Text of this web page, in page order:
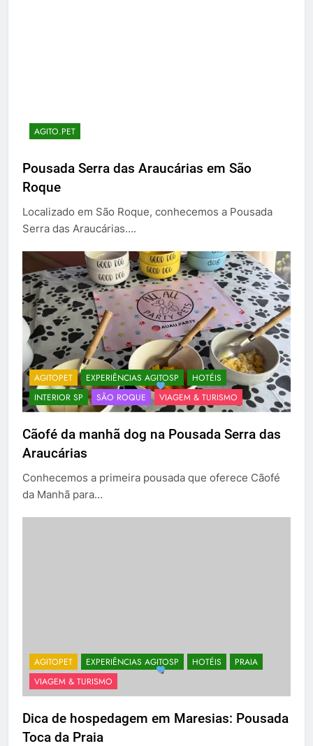
AGITO.PET
Pousada Serra das Araucárias em São
Roque
Localizado em São Roque, conhecemos a Pousada
Serra das Araucárias….
AGITOPET EXPERIÊNCIAS AGITOSP
HOTÉIS
INTERIOR SP
SÃO ROQUE VIAGEM & TURISMO
Cãofé da manhã dog na Pousada Serra das
Araucárias
Conhecemos a primeira pousada que oferece Cãofé
da Manhã para…
AGITOPET EXPERIÊNCIAS AGITOSP HOTÉIS
PRAIA
VIAGEM & TURISMO
Dica de hospedagem em Maresias: Pousada
Toca da Praia